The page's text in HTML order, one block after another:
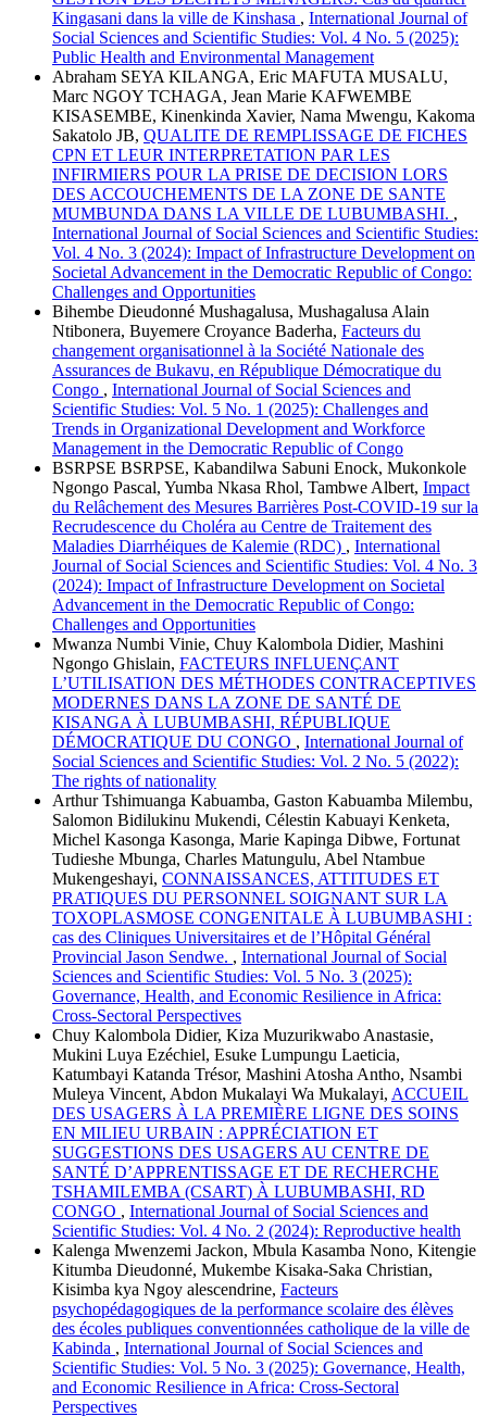
Kingasani dans la ville de Kinshasa , International Journal of
Social Sciences and Scientific Studies: Vol. 4 No. 5 (2025):
Public Health and Environmental Management
Abraham SEYA KILANGA, Eric MAFUTA MUSALU,
Marc NGOY TCHAGA, Jean Marie KAFWEMBE
KISASEMBE, Kinenkinda Xavier, Nama Mwengu, Kakoma
Sakatolo JB, QUALITE DE REMPLISSAGE DE FICHES
CPN ET LEUR INTERPRETATION PAR LES
INFIRMIERS POUR LA PRISE DE DECISION LORS
DES ACCOUCHEMENTS DE LA ZONE DE SANTE
MUMBUNDA DANS LA VILLE DE LUBUMBASHI. ,
International Journal of Social Sciences and Scientific Studies:
Vol. 4 No. 3 (2024): Impact of Infrastructure Development on
Societal Advancement in the Democratic Republic of Congo:
Challenges and Opportunities
Bihembe Dieudonné Mushagalusa, Mushagalusa Alain
Ntibonera, Buyemere Croyance Baderha, Facteurs du
changement organisationnel à la Société Nationale des
Assurances de Bukavu, en République Démocratique du
Congo , International Journal of Social Sciences and
Scientific Studies: Vol. 5 No. 1 (2025): Challenges and
Trends in Organizational Development and Workforce
Management in the Democratic Republic of Congo
BSRPSE BSRPSE, Kabandilwa Sabuni Enock, Mukonkole
Ngongo Pascal, Yumba Nkasa Rhol, Tambwe Albert, Impact
du Relâchement des Mesures Barrières Post-COVID-19 sur la
Recrudescence du Choléra au Centre de Traitement des
Maladies Diarrhéiques de Kalemie (RDC) , International
Journal of Social Sciences and Scientific Studies: Vol. 4 No. 3
(2024): Impact of Infrastructure Development on Societal
Advancement in the Democratic Republic of Congo:
Challenges and Opportunities
Mwanza Numbi Vinie, Chuy Kalombola Didier, Mashini
Ngongo Ghislain, FACTEURS INFLUENÇANT
L’UTILISATION DES MÉTHODES CONTRACEPTIVES
MODERNES DANS LA ZONE DE SANTÉ DE
KISANGA À LUBUMBASHI, RÉPUBLIQUE
DÉMOCRATIQUE DU CONGO , International Journal of
Social Sciences and Scientific Studies: Vol. 2 No. 5 (2022):
The rights of nationality
Arthur Tshimuanga Kabuamba, Gaston Kabuamba Milembu,
Salomon Bidilukinu Mukendi, Célestin Kabuayi Kenketa,
Michel Kasonga Kasonga, Marie Kapinga Dibwe, Fortunat
Tudieshe Mbunga, Charles Matungulu, Abel Ntambue
Mukengeshayi, CONNAISSANCES, ATTITUDES ET
PRATIQUES DU PERSONNEL SOIGNANT SUR LA
TOXOPLASMOSE CONGENITALE À LUBUMBASHI :
cas des Cliniques Universitaires et de l’Hôpital Général
Provincial Jason Sendwe. , International Journal of Social
Sciences and Scientific Studies: Vol. 5 No. 3 (2025):
Governance, Health, and Economic Resilience in Africa:
Cross-Sectoral Perspectives
Chuy Kalombola Didier, Kiza Muzurikwabo Anastasie,
Mukini Luya Ezéchiel, Esuke Lumpungu Laeticia,
Katumbayi Katanda Trésor, Mashini Atosha Antho, Nsambi
Muleya Vincent, Abdon Mukalayi Wa Mukalayi, ACCUEIL
DES USAGERS À LA PREMIÈRE LIGNE DES SOINS
EN MILIEU URBAIN : APPRÉCIATION ET
SUGGESTIONS DES USAGERS AU CENTRE DE
SANTÉ D’APPRENTISSAGE ET DE RECHERCHE
TSHAMILEMBA (CSART) À LUBUMBASHI, RD
CONGO , International Journal of Social Sciences and
Scientific Studies: Vol. 4 No. 2 (2024): Reproductive health
Kalenga Mwenzemi Jackon, Mbula Kasamba Nono, Kitengie
Kitumba Dieudonné, Mukembe Kisaka-Saka Christian,
Kisimba kya Ngoy alescendrine, Facteurs
psychopédagogiques de la performance scolaire des élèves
des écoles publiques conventionnées catholique de la ville de
Kabinda , International Journal of Social Sciences and
Scientific Studies: Vol. 5 No. 3 (2025): Governance, Health,
and Economic Resilience in Africa: Cross-Sectoral
Perspectives